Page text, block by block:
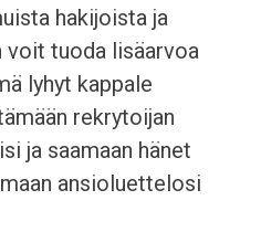
hakijoista ja
tuoda lisäarvoa
lyhyt kappale
rekrytoijan
ja saamaan hänet
ansioluettelosi